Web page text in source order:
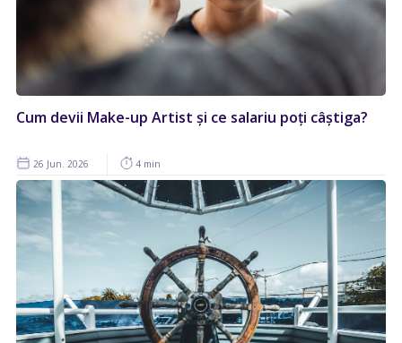
Cum devii Make-up Artist și ce salariu poți câștiga?
26 Jun. 2026 4 min